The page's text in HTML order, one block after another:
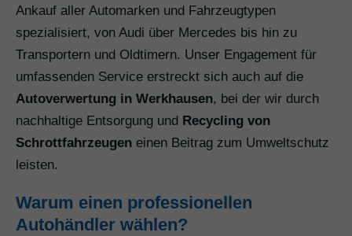
Ankauf aller Automarken und Fahrzeugtypen
spezialisiert, von Audi über Mercedes bis hin zu
Transportern und Oldtimern. Unser Engagement für
umfassenden Service erstreckt sich auch auf die
Autoverwertung in Werkhausen, bei der wir durch
nachhaltige Entsorgung und Recycling von
Schrottfahrzeugen einen Beitrag zum Umweltschutz
leisten.
Warum einen professionellen
Autohändler wählen?